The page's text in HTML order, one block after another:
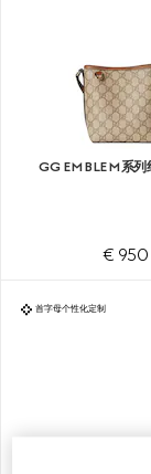
GG EMBLEM系列
€ 950
首字母个性化定制